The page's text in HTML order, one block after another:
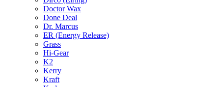
Doctor Wax
Done Deal
Dr. Marcus
ER (Energy Release)
Grass
Hi-Gear
K2
Kerry
Kraft